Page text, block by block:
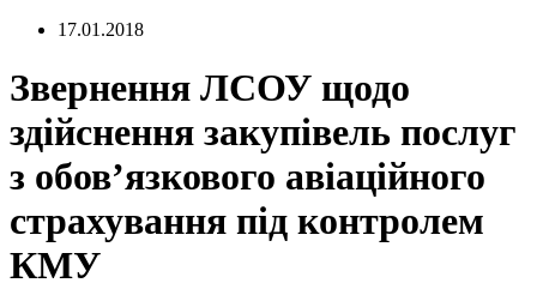
17.01.2018
Звернення ЛСОУ щодо
здійснення закупівель послуг
з обов’язкового авіаційного
страхування під контролем
КМУ